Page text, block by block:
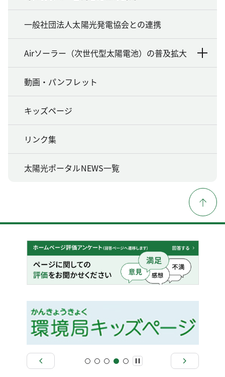
一般社団法人太陽光発電協会との連携
Airソーラー（次世代型太陽電池）の普及拡大
動画・パンフレット
キッズページ
リンク集
太陽光ポータルNEWS一覧